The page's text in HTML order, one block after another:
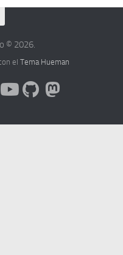
© 2026.
elTema Hueman